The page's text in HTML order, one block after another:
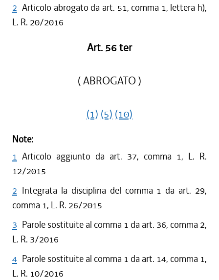
2 Articolo abrogato da art. 51, comma 1, lettera h),
L. R. 20/2016
Art. 56 ter
( ABROGATO )
(1) (5) (10)
Note:
1 Articolo aggiunto da art. 37, comma 1, L. R.
12/2015
2 Integrata la disciplina del comma 1 da art. 29,
comma 1, L. R. 26/2015
3 Parole sostituite al comma 1 da art. 36, comma 2,
L. R. 3/2016
4 Parole sostituite al comma 1 da art. 14, comma 1,
L. R. 10/2016